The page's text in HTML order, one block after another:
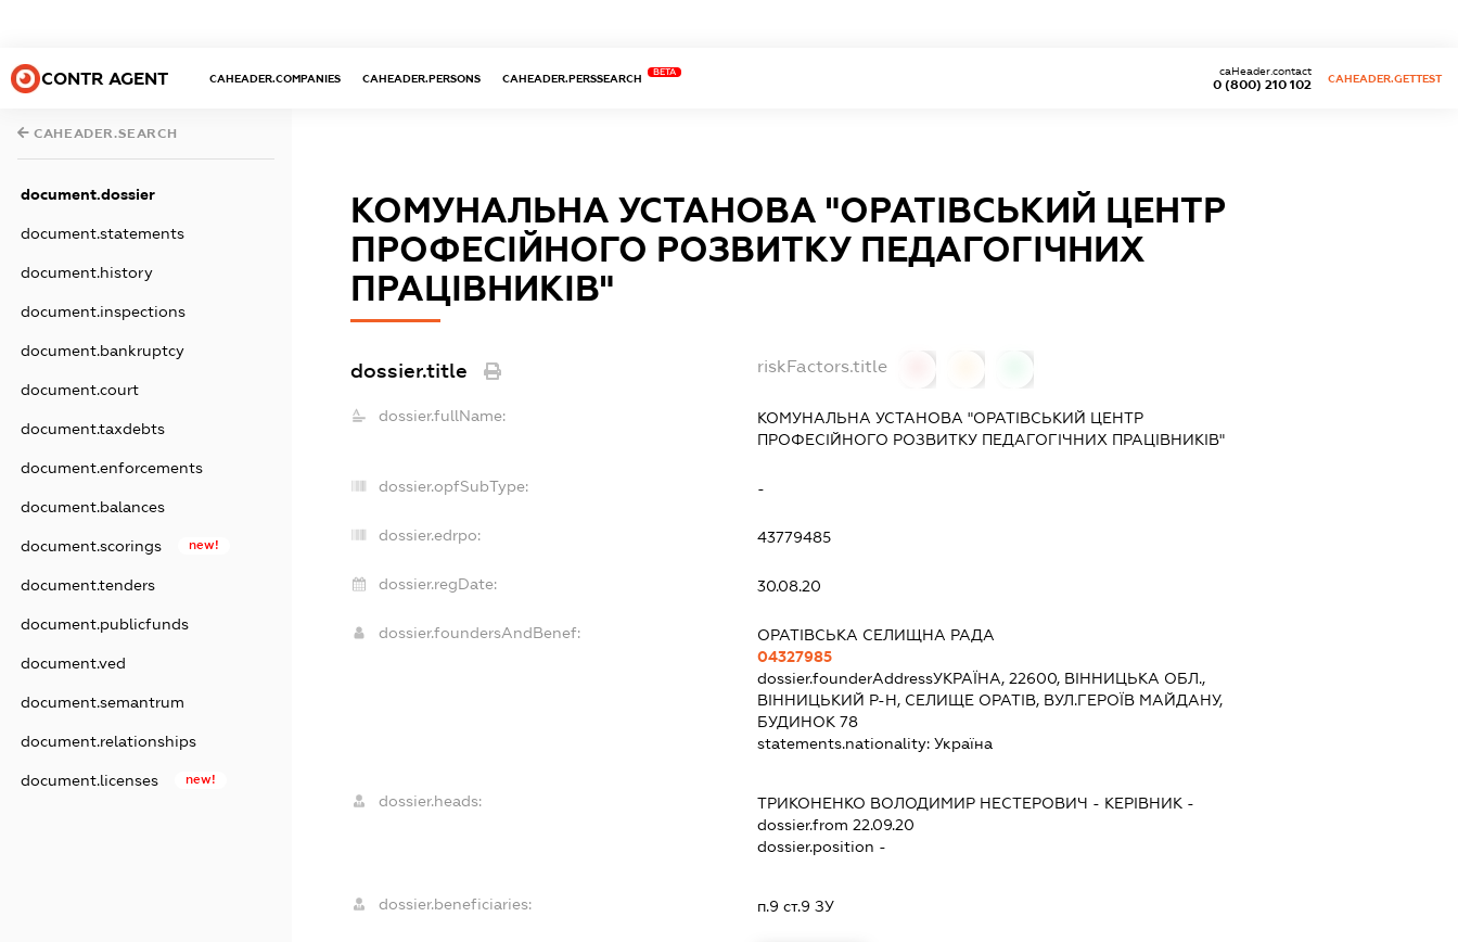
CONTR AGENT CAHEADER.COMPANIES CAHEADER.PERSONS CAHEADER.PERSSEARCH
BETA
0 (800) 210 102
caHeader.contact
CAHEADER.GETTEST
CAHEADER.SEARCH
document.dossier
document.statements
document.history
document.inspections
document.bankruptcy
document.court
document.taxdebts
document.enforcements
document.balances
document.scorings new!
document.tenders
document.publicfunds
document.ved
document.semantrum
document.relationships
document.licenses new!
КОМУНАЛЬНА УСТАНОВА "ОРАТІВСЬКИЙ ЦЕНТР
ПРОФЕСІЙНОГО РОЗВИТКУ ПЕДАГОГІЧНИХ
ПРАЦІВНИКІВ"
dossier.title riskFactors.title
dossier.fullName:
КОМУНАЛЬНА УСТАНОВА "ОРАТІВСЬКИЙ ЦЕНТР
ПРОФЕСІЙНОГО РОЗВИТКУ ПЕДАГОГІЧНИХ ПРАЦІВНИКІВ"
dossier.opfSubType: -
dossier.edrpo: 43779485
dossier.regDate: 30.08.20
dossier.foundersAndBenef:
ОРАТІВСЬКА СЕЛИЩНА РАДА
04327985
dossier.founderAddressУКРАЇНА, 22600, ВІННИЦЬКА ОБЛ.,
ВІННИЦЬКИЙ Р-Н, СЕЛИЩЕ ОРАТІВ, ВУЛ.ГЕРОЇВ МАЙДАНУ,
БУДИНОК 78
statements.nationality: Україна
dossier.heads: ТРИКОНЕНКО ВОЛОДИМИР НЕСТЕРОВИЧ - КЕРІВНИК -
dossier.from 22.09.20
dossier.position -
dossier.beneficiaries: п.9 ст.9 ЗУ